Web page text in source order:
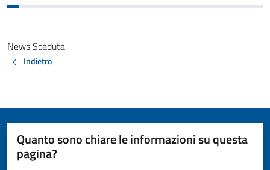
News Scaduta
Indietro
Quanto sono chiare le informazioni su questa
pagina?